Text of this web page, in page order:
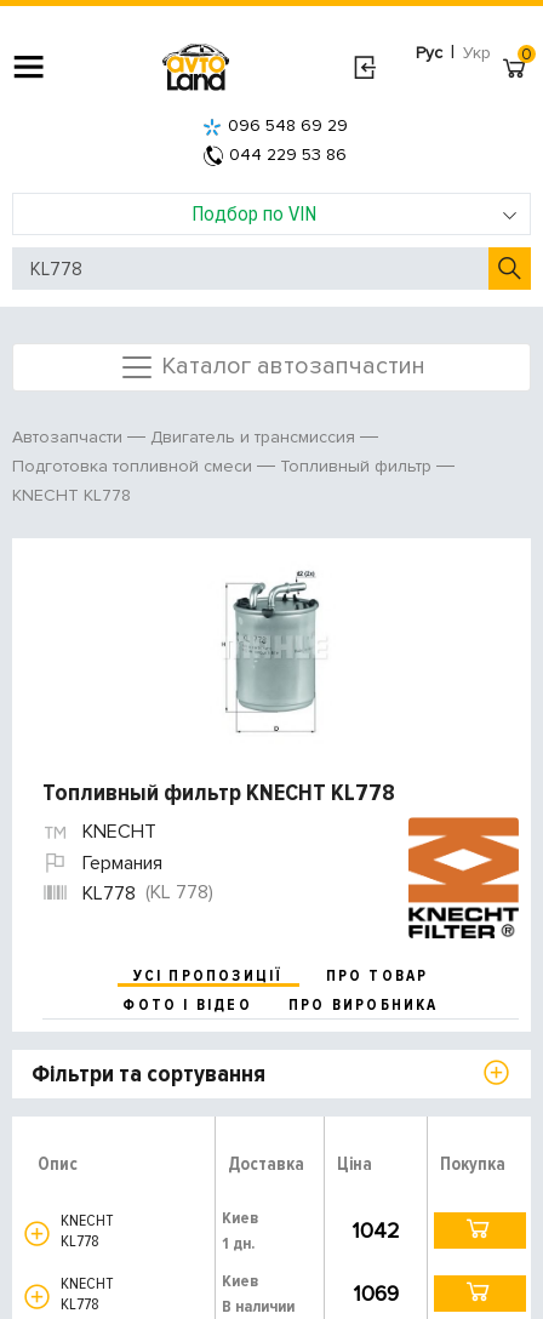
Рус | Укр
Подбор по VIN
096 548 69 29
044 229 53 86
0
Каталог автозапчастин
Автозапчасти
Двигатель и трансмиссия
Подготовка топливной смеси
Топливный фильтр
KNECHT KL778
Топливный фильтр KNECHT KL778
KNECHT
Германия
KL778 (KL 778)
УСІ ПРОПОЗИЦІЇ
ПРО ТОВАР
ФОТО І ВІДЕО
ПРО ВИРОБНИКА
Фільтри та сортування
Опис Доставка Ціна Покупка
KNECHT
KL778
Киев
1 дн.
1042
KNECHT
KL778
Киев
В наличии
1069